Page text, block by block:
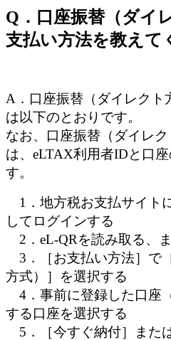
Q．口座振替（ダイ
支払い方法を教えて
A．口座振替（ダイレクト
は以下のとおりです。
なお、口座振替（ダイレ
は、eLTAX利用者IDと口
す。
1．地方税お支払サイト
してログインする
2．eL-QRを読み取る、
3．［お支払い方法］で
方式）］を選択する
4．事前に登録した口座
する口座を選択する
5．［今すぐ納付］また